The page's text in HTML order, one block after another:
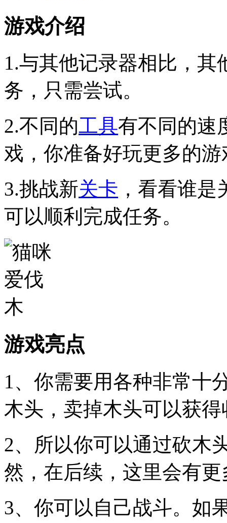
游戏介绍
1.与其他记录器相比，
务，只需尝试。
2.不同的工具有不同的速
戏，你准备好玩更多的游
3.挑战新关卡 ，看看谁
可以顺利完成任务。
游戏亮点
1、你需要用各种非常十
木头，卖掉木头可以获得
2、所以你可以通过砍木
然，在后续，这里会有
3、你可以自己战斗。如